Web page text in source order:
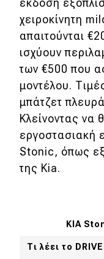
έκδοση
χειροκίνητη
απαιτούνται
ισχύουν
των €500 που
μοντέλου.
μπάτζετ
Κλείνοντας να
εργοστασιακή
Stonic, όπως
της Kia.
KIA
Τι λέει το DRIVE